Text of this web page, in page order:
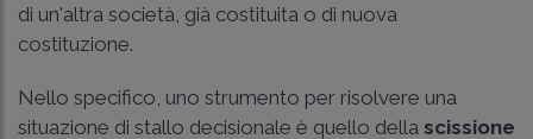
di un'altra società, già costituita o di nuova
costituzione.
Nello specifico, uno strumento per risolvere una
situazione di stallo decisionale è quello della scissione